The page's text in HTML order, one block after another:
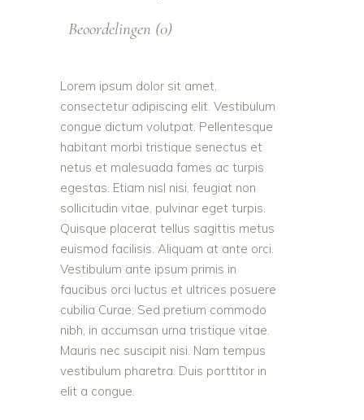
Beoordelingen (0)
Lorem ipsum dolor sit amet,
consectetur adipiscing elit. Vestibulum
congue dictum volutpat. Pellentesque
habitant morbi tristique senectus et
netus et malesuada fames ac turpis
egestas. Etiam nisl nisi, feugiat non
sollicitudin vitae, pulvinar eget turpis.
Quisque placerat tellus sagittis metus
euismod facilisis. Aliquam at ante orci.
Vestibulum ante ipsum primis in
faucibus orci luctus et ultrices posuere
cubilia Curae; Sed pretium commodo
nibh, in accumsan urna tristique vitae.
Mauris nec suscipit nisi. Nam tempus
vestibulum pharetra. Duis porttitor in
elit a congue.